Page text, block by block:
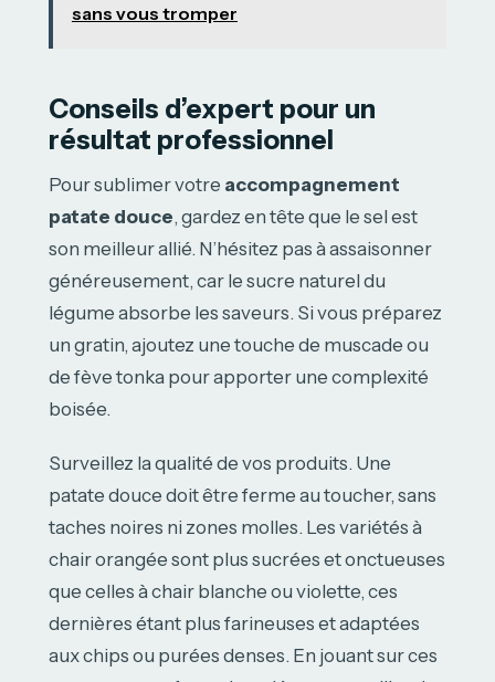
sans vous tromper
Conseils d’expert pour un
résultat professionnel
Pour sublimer votre accompagnement
patate douce, gardez en tête que le sel est
son meilleur allié. N’hésitez pas à assaisonner
généreusement, car le sucre naturel du
légume absorbe les saveurs. Si vous préparez
un gratin, ajoutez une touche de muscade ou
de fève tonka pour apporter une complexité
boisée.
Surveillez la qualité de vos produits. Une
patate douce doit être ferme au toucher, sans
taches noires ni zones molles. Les variétés à
chair orangée sont plus sucrées et onctueuses
que celles à chair blanche ou violette, ces
dernières étant plus farineuses et adaptées
aux chips ou purées denses. En jouant sur ces